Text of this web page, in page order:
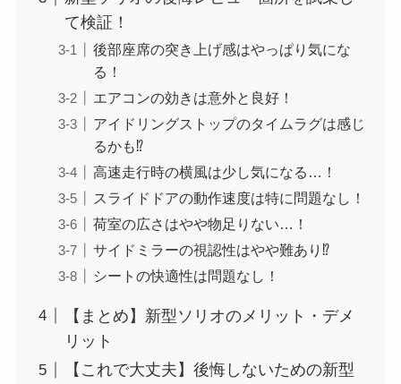
て検証！
後部座席の突き上げ感はやっぱり気にな
る！
エアコンの効きは意外と良好！
アイドリングストップのタイムラグは感じ
るかも⁉
高速走行時の横風は少し気になる…！
スライドドアの動作速度は特に問題なし！
荷室の広さはやや物足りない…！
サイドミラーの視認性はやや難あり⁉
シートの快適性は問題なし！
【まとめ】新型ソリオのメリット・デメ
リット
【これで大丈夫】後悔しないための新型